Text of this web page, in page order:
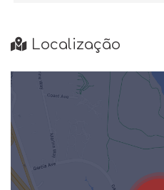
Localização